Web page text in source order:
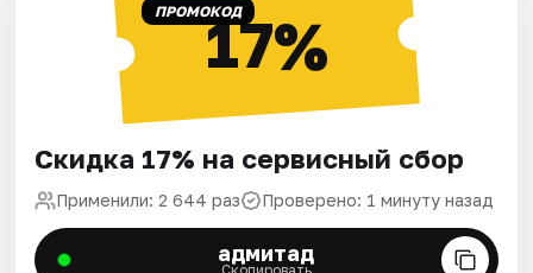
ПРОМОКОД17%
Скидка 17% на сервисный сбор
Применили: 2 644 раз Проверено: 1 минуту назад
адмитад